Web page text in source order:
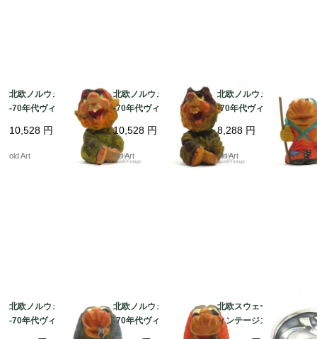
北欧ノルウェー製1960
-70年代ヴィンテージ木
製トロール妖精ウッド
ドール人形オブジェ置
物【N-22026】 @
10,528 円
old Art
北欧ノルウェー製1960
-70年代ヴィンテージ木
製トロール妖精ウッド
ドール人形オブジェ置
物【N-22025】 @
10,528 円
old Art
北欧ノルウェー製1960
-70年代ヴィンテージ木
製トロール妖精ウッド
ドール人形オブジェ置
物【N-22020】 @
8,288 円
old Art
北欧ノルウェー製1960
-70年代ヴィンテージ木
製トロール妖精ウッド
北欧ノルウェー製1960
-70年代ヴィンテージ木
製トロール妖精ウッド
北欧スウェーデン製ヴ
ィンテージスカンジナ
ビアモダンスターリン